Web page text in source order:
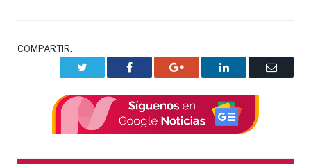
COMPARTIR.
Facebook Google+ LinkedIn
Correo